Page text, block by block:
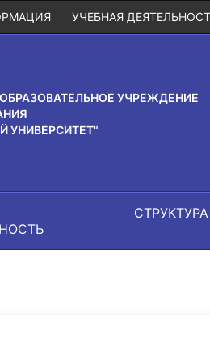
УЧЕБНАЯ
УЧРЕЖДЕНИЕ
УНИВЕРСИТЕТ"
СТРУКТУРА